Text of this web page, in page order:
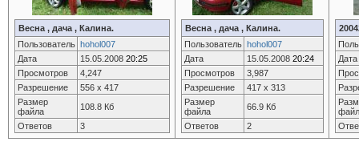
Весна , дача , Калина.
Пользователь hohol007
Дата
15.05.2008 20:25
Просмотров
4,247
Разрешение
556 x 417
Размер
файла
108.8 Кб
Ответов
3
Весна , дача , Калина.
Пользователь hohol007
Дата
15.05.2008 20:24
Просмотров
3,987
Разрешение
417 x 313
Размер
файла
66.9 Кб
Ответов
2
Дата